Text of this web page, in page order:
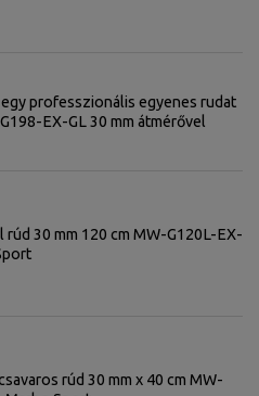
professzionális egyenes rudat
EX-GL 30 mm átmérővel
rúd 30 mm 120 cm MW-G120L-EX-
rúd 30 mm x 40 cm MW-